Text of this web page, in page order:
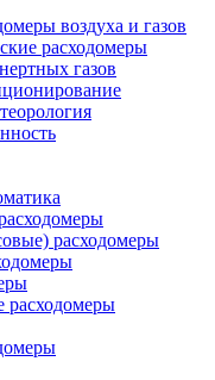
воздуха и газов
расходомеры
газов
расходомеры
расходомеры